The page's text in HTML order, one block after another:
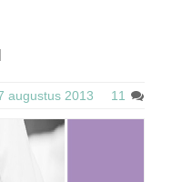
augustus 2013 11